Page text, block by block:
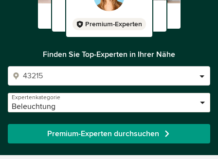
Premium-Experten
Finden Sie Top-Experten in Ihrer Nähe
Expertenkategorie
Beleuchtung
Premium-Experten durchsuchen